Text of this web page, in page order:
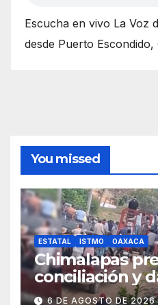
Escucha en vivo La Voz
desde Puerto Escondido,
You missed
ESTATAL ISTMO OAXACA
Chimalapas
conciliación y
ejidos
6 DE AGOSTO DE 2026